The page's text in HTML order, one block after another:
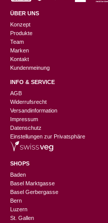
ÜBER UNS
Konzept
Produkte
Team
Marken
Kontakt
Kundenmeinung
INFO & SERVICE
AGB
Widerrufsrecht
Versandinformation
Impressum
Datenschutz
Einstellungen zur Privatsphäre
SHOPS
Baden
Basel Marktgasse
Basel Gerbergasse
Bern
Luzern
St. Gallen